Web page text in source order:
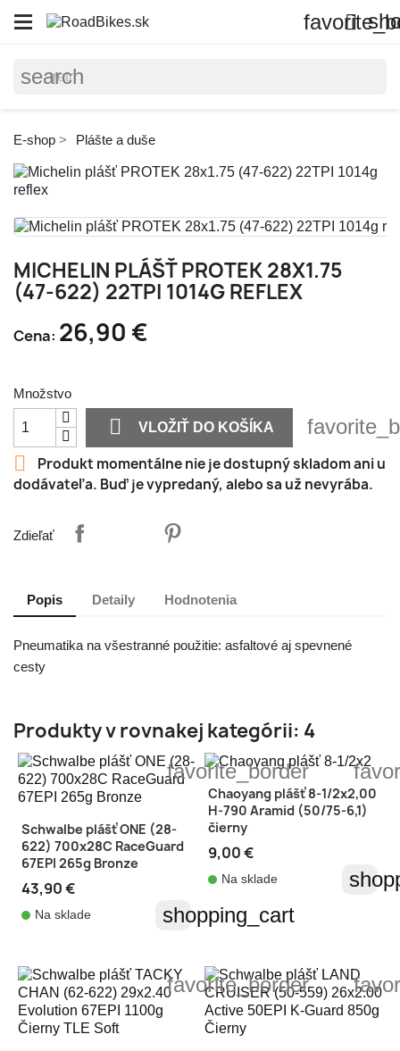

search
E-shop Plášte a duše
MICHELIN PLÁŠŤ PROTEK 28X1.75
(47-622) 22TPI 1014G REFLEX
Cena: 26,90 €
Množstvo
 VLOŽIŤ DO KOŠÍKA

Produkt momentálne nie je dostupný skladom ani u
dodávateľa. Buď je vypredaný, alebo sa už nevyrába.
Zdieľať
Popis Detaily Hodnotenia
Pneumatika na všestranné použitie: asfaltové aj spevnené
cesty
Produkty v rovnakej kategórii: 4
Schwalbe plášť ONE (28-
622) 700x28C RaceGuard
67EPI 265g Bronze
43,90 €
shopping_cart
Na sklade
favorite_border
Chaoyang plášť 8-1/2x2,00
H-790 Aramid (50/75-6,1)
čierny
9,00 €
Na sklade
favorite_border